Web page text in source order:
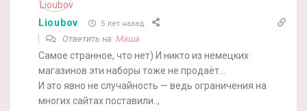
Lioubov 5 лет назад
Ответить на Маша
Самое странное, что нет) И никто из немецких
магазинов эти наборы тоже не продаёт…
И это явно не случайность — ведь ограничения на
многих сайтах поставили..,